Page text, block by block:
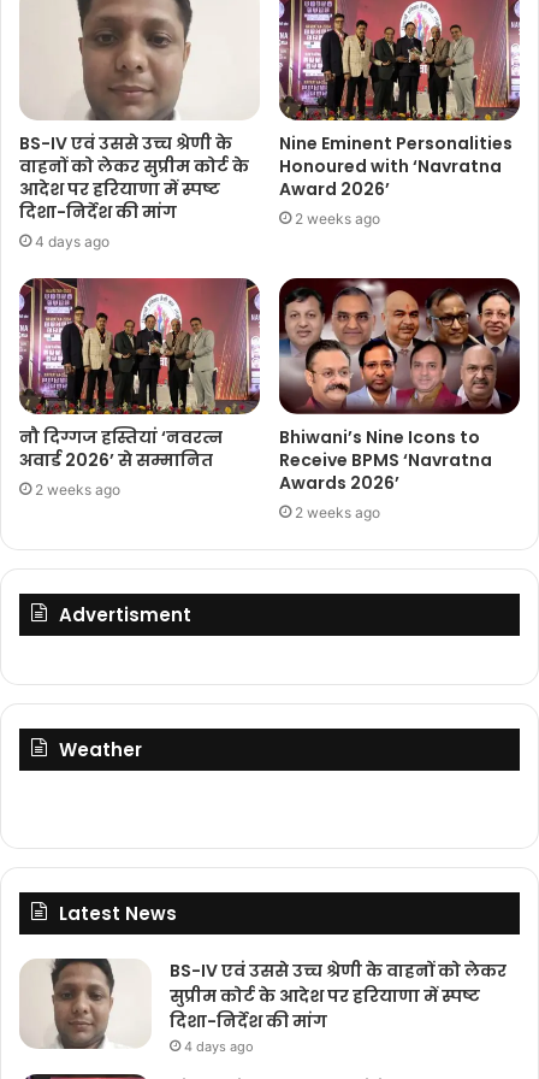
BS-IV एवं उससे उच्च श्रेणी के
वाहनों को लेकर सुप्रीम कोर्ट के
आदेश पर हरियाणा में स्पष्ट
दिशा-निर्देश की मांग
4 days ago
Nine Eminent Personalities
Honoured with ‘Navratna
Award 2026’
2 weeks ago
नौ दिग्गज हस्तियां ‘नवरत्न
अवार्ड 2026’ से सम्मानित
2 weeks ago
Bhiwani’s Nine Icons to
Receive BPMS ‘Navratna
Awards 2026’
2 weeks ago
Advertisment
Weather
Latest News
BS-IV एवं उससे उच्च श्रेणी के वाहनों को लेकर
सुप्रीम कोर्ट के आदेश पर हरियाणा में स्पष्ट
दिशा-निर्देश की मांग
4 days ago